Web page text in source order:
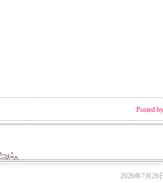
Posted by
2026年7月26